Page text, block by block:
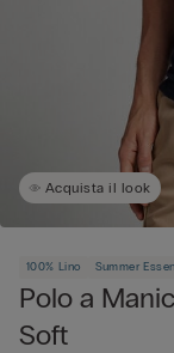
Acquista il look
100% Lino Summer
Polo a
Soft